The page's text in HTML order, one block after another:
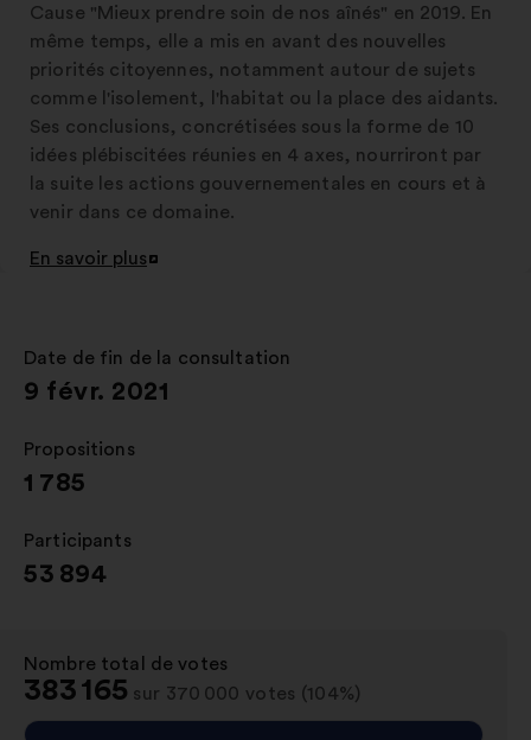
Cause "Mieux prendre soin de nos aînés" en 2019. En
même temps, elle a mis en avant des nouvelles
priorités citoyennes, notamment autour de sujets
comme l'isolement, l'habitat ou la place des aidants.
Ses conclusions, concrétisées sous la forme de 10
idées plébiscitées réunies en 4 axes, nourriront par
la suite les actions gouvernementales en cours et à
venir dans ce domaine.
En savoir plus
Ouverture
nouvel
onglet
Date de fin de la consultation
:
9 févr. 2021
Propositions
:
1 785
Participants
:
53 894
Nombre total de votes
:
383 165 sur 370 000 votes (104%)